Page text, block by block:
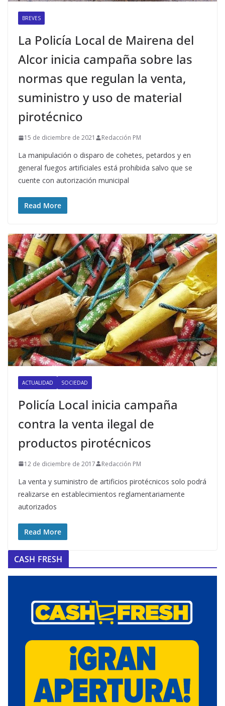
BREVES
La Policía Local de Mairena del
Alcor inicia campaña sobre las
normas que regulan la venta,
suministro y uso de material
pirotécnico
15 de diciembre de 2021 Redacción PM
La manipulación o disparo de cohetes, petardos y en
general fuegos artificiales está prohibida salvo que se
cuente con autorización municipal
Read More
ACTUALIDAD SOCIEDAD
Policía Local inicia campaña
contra la venta ilegal de
productos pirotécnicos
12 de diciembre de 2017 Redacción PM
La venta y suministro de artificios pirotécnicos solo podrá
realizarse en establecimientos reglamentariamente
autorizados
Read More
CASH FRESH